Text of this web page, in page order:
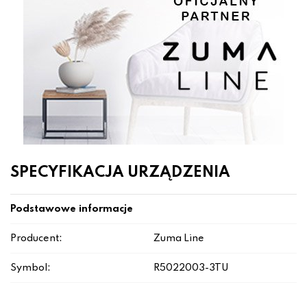
SPECYFIKACJA URZĄDZENIA
Podstawowe informacje
Producent: Zuma Line
Symbol: R5022003-3TU